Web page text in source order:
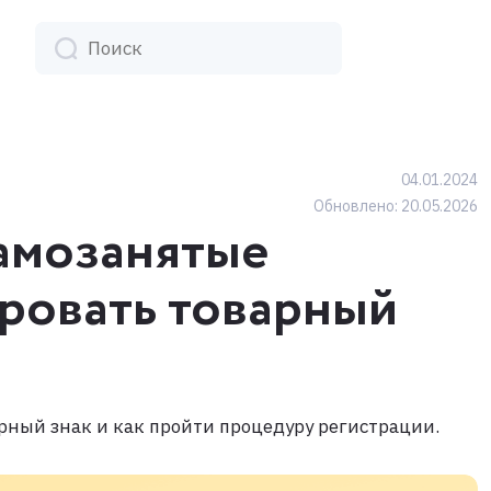
04.01.2024
Обновлено: 20.05.2026
товарный
знак и как пройти процедуру регистрации.